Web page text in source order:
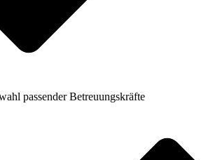
passender Betreuungskräfte